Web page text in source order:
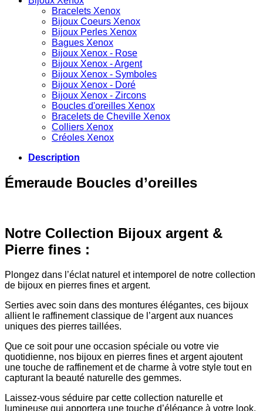
Bracelets Xenox
Bijoux Coeurs Xenox
Bijoux Perles Xenox
Bagues Xenox
Bijoux Xenox - Rose
Bijoux Xenox - Argent
Bijoux Xenox - Symboles
Bijoux Xenox - Doré
Bijoux Xenox - Zircons
Boucles d'oreilles Xenox
Bracelets de Cheville Xenox
Colliers Xenox
Créoles Xenox
Description
Émeraude Boucles d’oreilles
Notre Collection Bijoux argent &
Pierre fines :
Plongez dans l’éclat naturel et intemporel de notre collection
de bijoux en pierres fines et argent.
Serties avec soin dans des montures élégantes, ces bijoux
allient le raffinement classique de l’argent aux nuances
uniques des pierres taillées.
Que ce soit pour une occasion spéciale ou votre vie
quotidienne, nos bijoux en pierres fines et argent ajoutent
une touche de raffinement et de charme à votre style tout en
capturant la beauté naturelle des gemmes.
Laissez-vous séduire par cette collection naturelle et
lumineuse qui apportera une touche d’élégance à votre look.